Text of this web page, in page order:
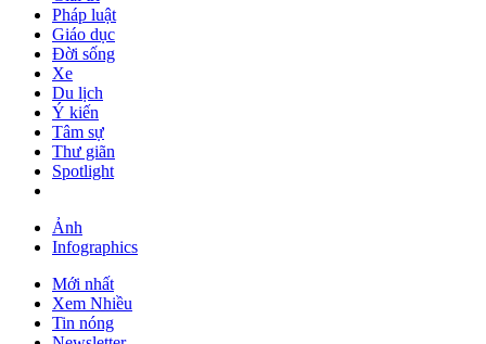
Pháp luật
Giáo dục
Đời sống
Xe
Du lịch
Ý kiến
Tâm sự
Thư giãn
Spotlight
Ảnh
Infographics
Mới nhất
Xem Nhiều
Tin nóng